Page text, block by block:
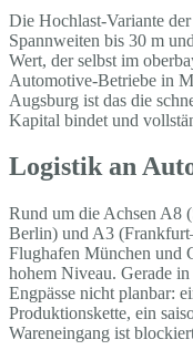
Die Hochlast-Variante
Spannweiten bis 30 m
Wert, der selbst im
Automotive-Betriebe in
Augsburg ist das die
Kapital bindet und
Logistik an
Rund um die Achsen A8
Berlin) und A3
Flughafen München und
hohem Niveau. Gerade
Engpässe nicht planbar:
Produktionskette, ein
Wareneingang ist